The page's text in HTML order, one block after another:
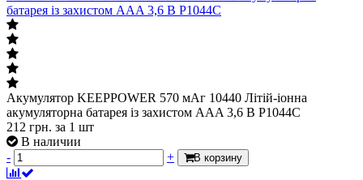
батарея із захистом AAA 3,6 В P1044C
Акумулятор KEEPPOWER 570 мАг 10440 Літій-іонна
акумуляторна батарея із захистом AAA 3,6 В P1044C
212 грн. за 1 шт
В наличии
-
+ В корзину